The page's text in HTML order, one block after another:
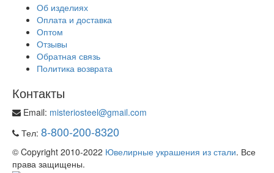
Об изделиях
Оплата и доставка
Оптом
Отзывы
Обратная связь
Политика возврата
Контакты
Email: misteriosteel@gmail.com
Тел: 8-800-200-8320
© Copyright 2010-2022 Ювелирные украшения из стали. Все
права защищены.